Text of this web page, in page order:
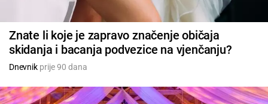
Znate li koje je zapravo značenje običaja
skidanja i bacanja podvezice na vjenčanju?
Dnevnikprije 90 dana